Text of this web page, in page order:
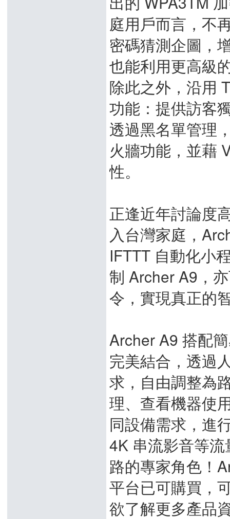
庭用戶而言，不
密碼猜測企圖，
也能利用更高級
除此之外，沿用
功能：提供訪客
透過黑名單管理
火牆功能，並藉
性。
正逢近年討論度
入台灣家庭，
IFTTT 自動化小
制 Archer A9，
令，實現真正的
Archer A9 搭配
完美結合，透過
求，自由調整為
理、查看機器使
同設備需求，進
4K 串流影音等
路的專家角色！
平台已可購買，
欲了解更多產品